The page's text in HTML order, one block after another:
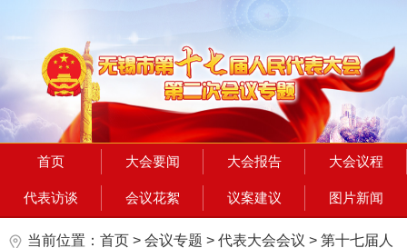
首页 大会要闻 大会报告 大会议程
代表访谈 会议花絮 议案建议 图片新闻
当前位置： 首页 > 会议专题 > 代表大会会议 > 第十七届人